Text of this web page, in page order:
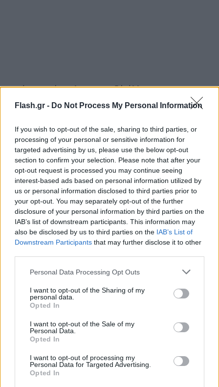
Flash.gr - Do Not Process My Personal Information
If you wish to opt-out of the sale, sharing to third parties, or
processing of your personal or sensitive information for
targeted advertising by us, please use the below opt-out
section to confirm your selection. Please note that after your
opt-out request is processed you may continue seeing
interest-based ads based on personal information utilized by
us or personal information disclosed to third parties prior to
your opt-out. You may separately opt-out of the further
disclosure of your personal information by third parties on the
IAB’s list of downstream participants. This information may
also be disclosed by us to third parties on the IAB’s List of
Downstream Participants that may further disclose it to other
Please note that this website/app uses one or more Google
not limited to your visit or usage behaviour. You may click to
grant or deny consent to Google and its third-party tags to
use your data for below specified purposes in below Google
consent section.
Personal Data Processing Opt Outs
I want to opt-out of the Sharing of my
personal data.
Opted In
I want to opt-out of the Sale of my
Personal Data.
Opted In
I want to opt-out of processing my
Personal Data for Targeted Advertising.
Opted In
Στεφάνια απέστειλαν, μεταξύ άλλων, ο
υφυπουργός Αθλητισμού, Γιάννης Βρούτσης, ο
ο υφυπουργός Μακεδονίας & Θράκης,
Κωνσταντίνος Γκιουλέκας.
Φωτό: ΡΑΦΑΗΛ ΓΕΩΡΓΙΑΔΗΣ/EUROKINISSI